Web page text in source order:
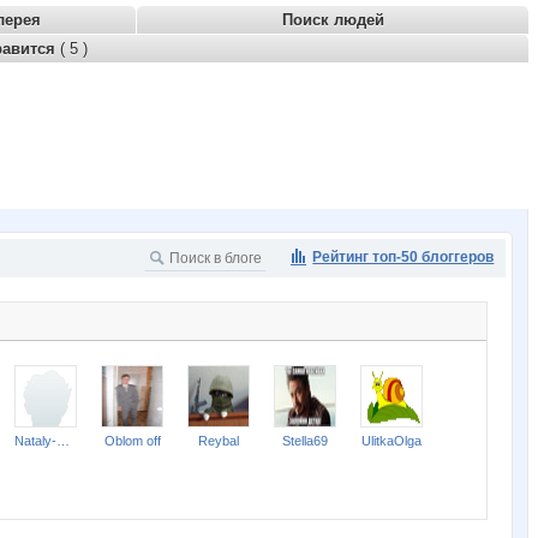
Поиск людей
( 5 )
Рейтинг топ-50 блоггеров
Oblom off Reybal Stella69 UlitkaOlga